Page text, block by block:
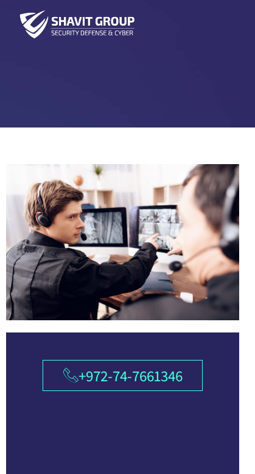
972-74-7661346+